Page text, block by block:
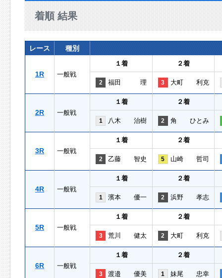
着順 結果
レース 種別
1R 一般戦
１着 ２着
2 福田 理 3 大町 利克
2R 一般戦
１着 ２着
1 八木 治樹 2 角 ひとみ
3R 一般戦
１着 ２着
2 乙藤 智史 5 山崎 哲司
4R 一般戦
１着 ２着
1 濱本 優一 2 浜野 孝志
5R 一般戦
１着 ２着
3 荒川 健太 2 大町 利克
6R 一般戦
１着 ２着
3 渡邉 優美 1 妹尾 忠幸